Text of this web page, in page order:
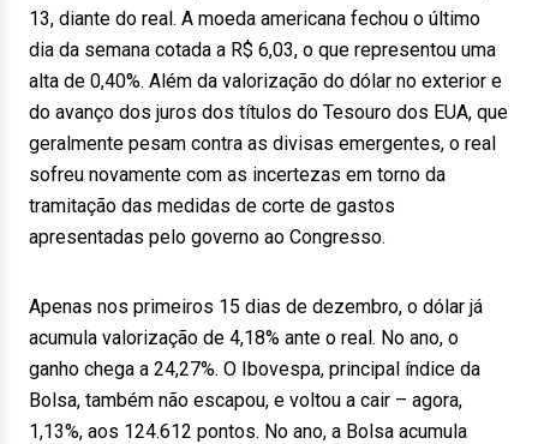
13, diante do real. A moeda americana fechou o último
dia da semana cotada a R$ 6,03, o que representou uma
alta de 0,40%. Além da valorização do dólar no exterior e
do avanço dos juros dos títulos do Tesouro dos EUA, que
geralmente pesam contra as divisas emergentes, o real
sofreu novamente com as incertezas em torno da
tramitação das medidas de corte de gastos
apresentadas pelo governo ao Congresso.
Apenas nos primeiros 15 dias de dezembro, o dólar já
acumula valorização de 4,18% ante o real. No ano, o
ganho chega a 24,27%. O Ibovespa, principal índice da
Bolsa, também não escapou, e voltou a cair – agora,
1,13%, aos 124.612 pontos. No ano, a Bolsa acumula